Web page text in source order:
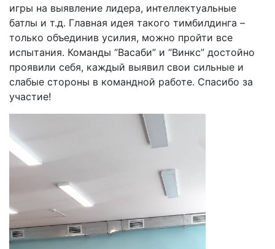
игры на выявление лидера, интеллектуальные
батлы и т.д. Главная идея такого тимбилдинга –
только объединив усилия, можно пройти все
испытания. Команды “Васаби” и “Винкс” достойно
проявили себя, каждый выявил свои сильные и
слабые стороны в командной работе. Спасибо за
участие!